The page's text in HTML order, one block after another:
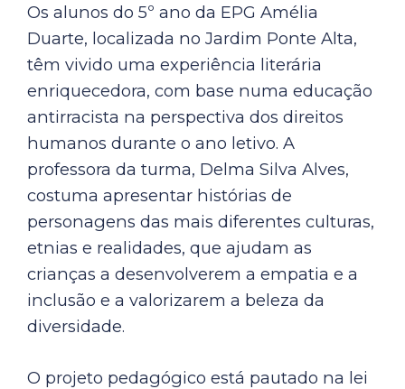
Os alunos do 5º ano da EPG Amélia
Duarte, localizada no Jardim Ponte Alta,
têm vivido uma experiência literária
enriquecedora, com base numa educação
antirracista na perspectiva dos direitos
humanos durante o ano letivo. A
professora da turma, Delma Silva Alves,
costuma apresentar histórias de
personagens das mais diferentes culturas,
etnias e realidades, que ajudam as
crianças a desenvolverem a empatia e a
inclusão e a valorizarem a beleza da
diversidade.
O projeto pedagógico está pautado na lei